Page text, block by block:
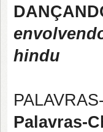
hindu
Palavras-